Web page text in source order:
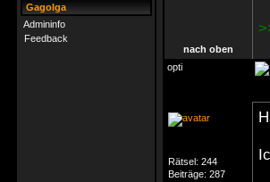
Gagolga
Admininfo
Feedback
nach oben
opti
Rätsel: 244
Beiträge: 287